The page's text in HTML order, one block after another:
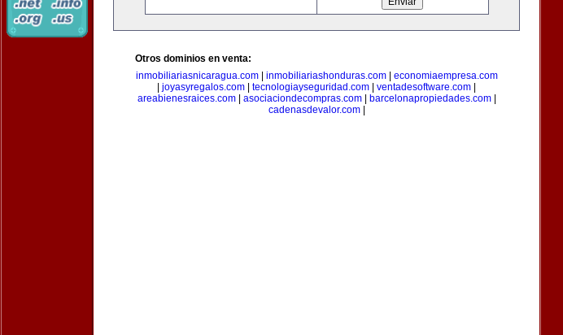
Otros dominios en venta:
inmobiliariasnicaragua.com| inmobiliariashonduras.com| economiaempresa.com
joyasyregalos.com tecnologiayseguridad.com ventadesoftware.com
areabienesraices.com| asociaciondecompras.com| barcelonapropiedades.com|
cadenasdevalor.com|